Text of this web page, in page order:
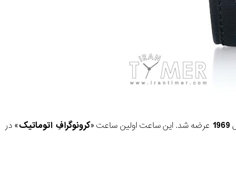
1969 عرضه شد. این ساعت اولین ساعت «کرونوگرافِ اتوماتیک» در